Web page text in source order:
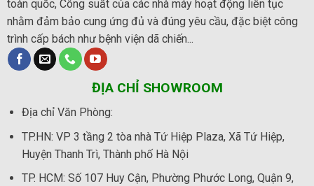
toàn quốc, Công suất của các nhà máy hoạt động liên tục
nhằm đảm bảo cung ứng đủ và đúng yêu cầu, đặc biệt công
trình cấp bách như bệnh viện dã chiến...
ĐỊA CHỈ SHOWROOM
Địa chỉ Văn Phòng:
TP.HN: VP 3 tầng 2 tòa nhà Tứ Hiệp Plaza, Xã Tứ Hiệp,
Huyện Thanh Trì, Thành phố Hà Nội
TP. HCM: Số 107 Huy Cận, Phường Phước Long, Quận 9,